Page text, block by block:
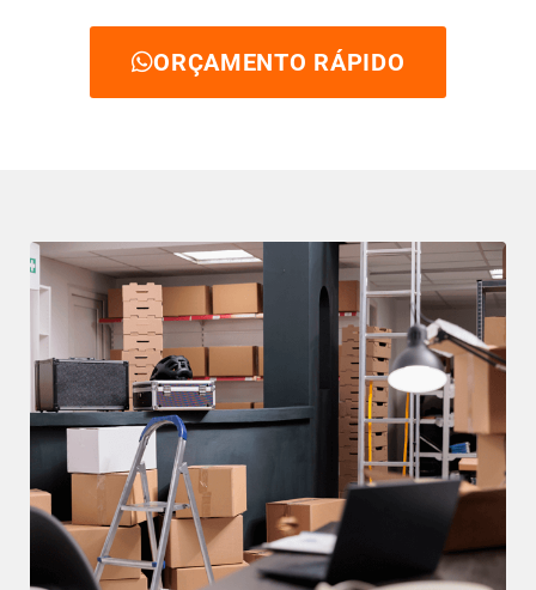
ORÇAMENTO RÁPIDO